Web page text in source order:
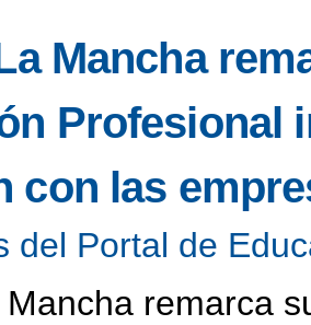
LISTADO DE LIBROS
Mancha
Profesional
con las
del Portal de
remarca